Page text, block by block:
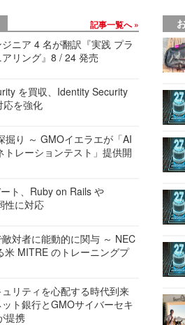
記事一覧へ
ニア 4 名が翻訳『実践 プラ
リング』8 / 24 発売
を買収、Identity Security
応を強化
掘り ～ GMOイエラエが「AI
トレーションテスト」提供開
ト、Ruby on Rails や
性に対応
対者に能動的に関与 ～ NEC
米 MITRE のトレーニングプ
リティを心配する時代到来
ト銀行とGMOサイバーセキ
提携